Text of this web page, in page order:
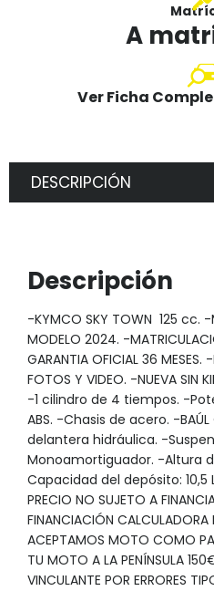
A
Ver Ficha
DESCRIPCIÓN
Descripción
-KYMCO SKY TOWN 125 cc. -
MODELO 2024. -
GARANTIA OFICIAL 36 MESES.
FOTOS Y VIDEO. -NUEVA SIN
-1 cilindro de 4 tiempos. -
ABS. -Chasis de acero. -BAÚL
delantera hidráulica. -
Monoamortiguador. -Altura
Capacidad del depósito: 10,5
PRECIO NO SUJETO A
FINANCIACIÓN CALCULADORA
ACEPTAMOS MOTO COMO
TU MOTO A LA PENÍNSULA
VINCULANTE POR ERRORES